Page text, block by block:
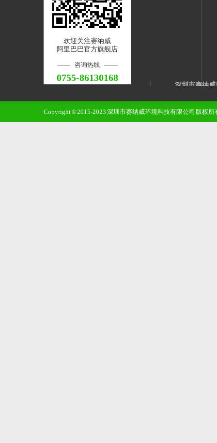
欢迎关注赛纳威
阿里巴巴官方旗舰店
咨询热线
0755-86130168
深圳市赛纳
邮 箱：
手 机：
Copyright © 2015-2023 深圳市赛纳威环境科技有限公司 版权